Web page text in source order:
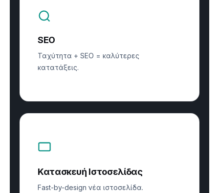
SEO
Ταχύτητα + SEO = καλύτερες
κατατάξεις.
Κατασκευή Ιστοσελίδας
Fast-by-design νέα ιστοσελίδα.